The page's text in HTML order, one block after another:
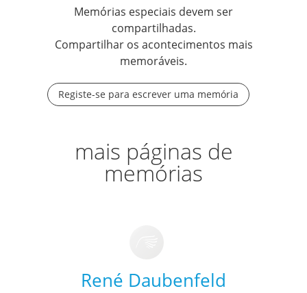
Memórias especiais devem ser
compartilhadas.
Compartilhar os acontecimentos mais
memoráveis.
Registe-se para escrever uma memória
mais páginas de
memórias
René Daubenfeld